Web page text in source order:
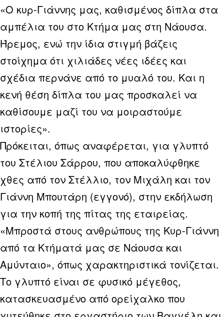
«Ο κυρ-Γιάννης μας, καθισμένος δίπλα στα
αμπέλια του στο Κτήμα μας στη Νάουσα.
Ήρεμος, ενώ την ίδια στιγμή βάζεις
στοίχημα ότι χιλιάδες νέες ιδέες και
σχέδια περνάνε από το μυαλό του. Και η
κενή θέση δίπλα του μας προσκαλεί να
καθίσουμε μαζί του να μοιραστούμε
ιστορίες».
Πρόκειται, όπως αναφέρεται, για γλυπτό
του Στέλιου Σάρρου, που αποκαλύφθηκε
χθες από τον Στέλλιο, τον Μιχάλη και τον
Γιάννη Μπουτάρη (εγγονό), στην εκδήλωση
για την κοπή της πίτας της εταιρείας.
«Μπροστά στους ανθρώπους της Κυρ-Γιάννη
από τα Κτήματά μας σε Νάουσα και
Αμύνταιο», όπως χαρακτηριστικά τονίζεται.
Το γλυπτό είναι σε φυσικό μέγεθος,
κατασκευασμένο από ορείχαλκο που